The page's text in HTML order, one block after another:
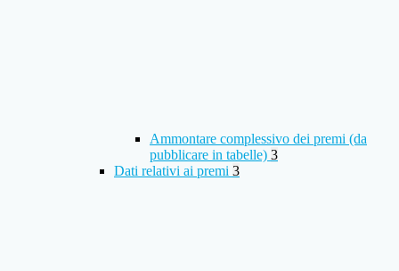
Ammontare complessivo dei premi (da
pubblicare in tabelle) 3
Dati relativi ai premi 3